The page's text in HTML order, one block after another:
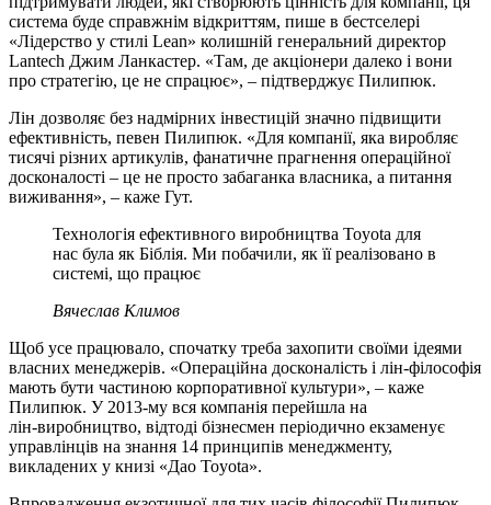
система буде справжнім відкриттям, пише в бестселері
«Лідерство у стилі Lean» колишній генеральний директор
Lantech Джим Ланкастер. «Там, де акціонери далеко і вони
про стратегію, це не спрацює», – підтверджує Пилипюк.
Лін дозволяє без надмірних інвестицій значно підвищити
ефективність, певен Пилипюк. «Для компанії, яка виробляє
тисячі різних артикулів, фанатичне прагнення операційної
досконалості – це не просто забаганка власника, а питання
виживання», – каже Гут.
Технологія ефективного виробництва Toyota для
нас була як Біблія. Ми побачили, як її реалізовано в
системі, що працює
Вячеслав Климов
Щоб усе працювало, спочатку треба захопити своїми ідеями
власних менеджерів. «Операційна досконалість і лін‑філософія
мають бути частиною корпоративної культури», – каже
Пилипюк. У 2013‑му вся компанія перейшла на
лін‑виробництво, відтоді бізнесмен періодично екзаменує
управлінців на знання 14 принципів менеджменту,
викладених у книзі «Дао Toyota».